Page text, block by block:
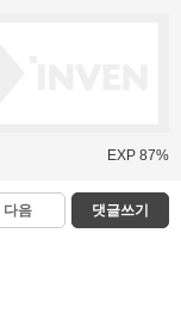
EXP 87%
다음 댓글쓰기